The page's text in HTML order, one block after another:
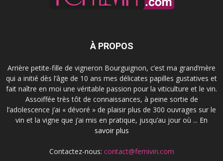
À PROPOS
Arrière petite-fille de vigneron Bourguignon, c’est ma grand’mère
qui a initié dès l’âge de 10 ans mes délicates papilles gustatives et
fait naître en moi une véritable passion pour la viticulture et le vin.
Assoiffée très tôt de connaissances, à peine sortie de
l’adolescence j’ai « dévoré » de plaisir plus de 300 ouvrages sur le
vin et la vigne que j’ai mis en pratique, jusqu’au jour où ... En
savoir plus
Contactez-nous: contact@femivin.com